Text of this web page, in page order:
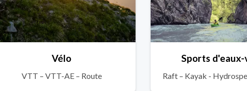
Vélo
VTT – VTT-AE – Route
Sports d'eaux-